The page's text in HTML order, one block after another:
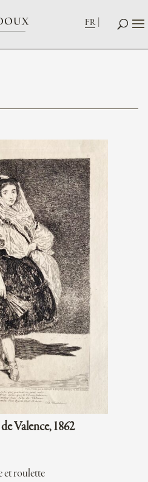
FR
Valence, 1862
et roulette